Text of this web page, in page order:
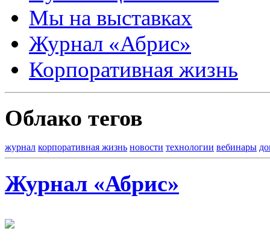
Мы на выставках
Журнал «Абрис»
Корпоративная жизнь
Облако тегов
журнал корпоративная жизнь новости технологии вебинары
Журнал «Абрис»